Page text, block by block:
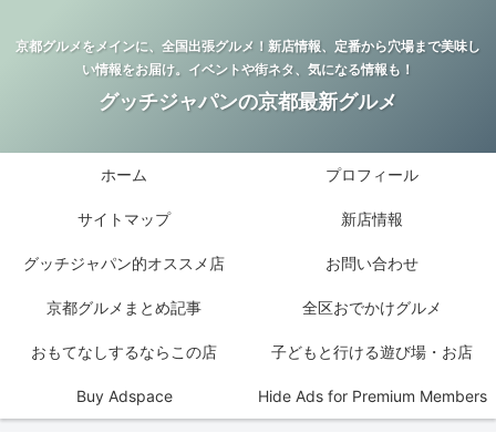
京都グルメをメインに、全国出張グルメ！新店情報、定番から穴場まで美味し
い情報をお届け。イベントや街ネタ、気になる情報も！
グッチジャパンの京都最新グルメ
ホーム プロフィール
サイトマップ 新店情報
グッチジャパン的オススメ店 お問い合わせ
京都グルメまとめ記事 全区おでかけグルメ
おもてなしするならこの店 子どもと行ける遊び場・お店
Buy Adspace Hide Ads for Premium Members